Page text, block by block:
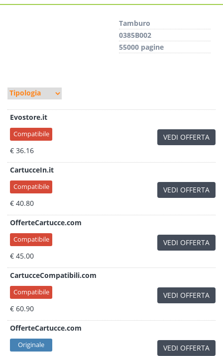
Tamburo
0385B002
55000 pagine
Evostore.it
Compatibile
€ 36.16
VEDI OFFERTA
CartucceIn.it
Compatibile
€ 40.80
VEDI OFFERTA
OfferteCartucce.com
Compatibile
€ 45.00
VEDI OFFERTA
CartucceCompatibili.com
Compatibile
€ 60.90
VEDI OFFERTA
OfferteCartucce.com
Originale VEDI OFFERTA